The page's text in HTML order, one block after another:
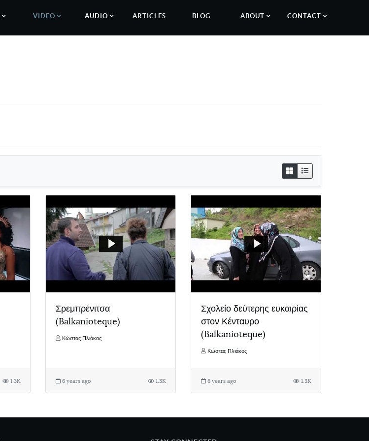
VIDEO AUDIO ARTICLES BLOG ABOUT CONTACT
1.3K
Σρεμπρένιτσα
(Balkanioteque)
Κώστας Πλιάκος
6 years ago 1.3K
Σχολείο δεύτερης ευκαιρίας
στον Κένταυρο
(Balkanioteque)
Κώστας Πλιάκος
6 years ago 1.3K